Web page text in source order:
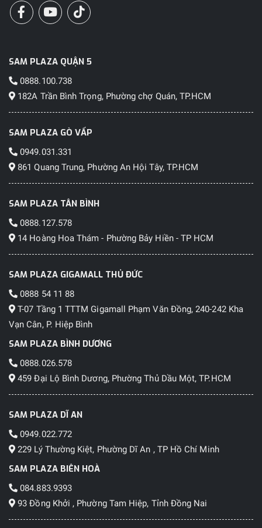
SAM PLAZA QUẬN 5
0888.100.738
182A Trần Bình Trọng, Phường chợ Quán, TP.HCM
SAM PLAZA GÒ VẤP
0949.031.331
861 Quang Trung, Phường An Hội Tây, TP.HCM
SAM PLAZA TÂN BÌNH
0888.127.578
14 Hoàng Hoa Thám - Phường Bảy Hiền - TP HCM
SAM PLAZA GIGAMALL THỦ ĐỨC
0888 54 11 88
T-07 Tầng 1 TTTM Gigamall Phạm Văn Đồng, 240-242 Kha
Vạn Cân, P. Hiệp Bình
SAM PLAZA BÌNH DƯƠNG
0888.026.578
459 Đại Lộ Bình Dương, Phường Thủ Dầu Một, TP.HCM
SAM PLAZA DĨ AN
0949.022.772
229 Lý Thường Kiệt, Phường Dĩ An , TP Hồ Chí Minh
SAM PLAZA BIÊN HOÀ
084.883.9393
93 Đồng Khởi , Phường Tam Hiệp, Tỉnh Đồng Nai